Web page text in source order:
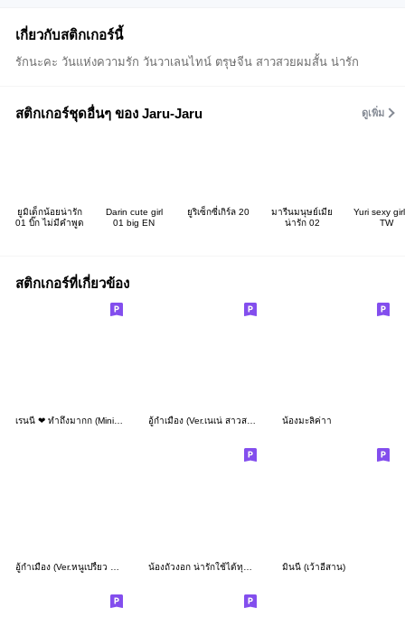
เกี่ยวกับสติกเกอร์นี้
รักนะคะ วันแห่งความรัก วันวาเลนไทน์ ตรุษจีน สาวสวยผมสั้น น่ารัก
สติกเกอร์ชุดอื่นๆ ของ Jaru-Jaru ดูเพิ่ม
ยูมิเด็กน้อยน่ารัก
01 บิ๊ก ไม่มีคำพูด
Darin cute girl
01 big EN
ยูริเซ็กซี่เกิร์ล 20
มารีนมนุษย์เมีย
น่ารัก 02
Yuri sexy
TW
สติกเกอร์ที่เกี่ยวข้อง
เรนนี่ ❤ ทำถึงมากก (Mini -TH) อู้กำเมือง (Ver.เนเน่ สาวสวยใส) น้องมะลิค่าา
มินนี่ (เว้าอีสาน)